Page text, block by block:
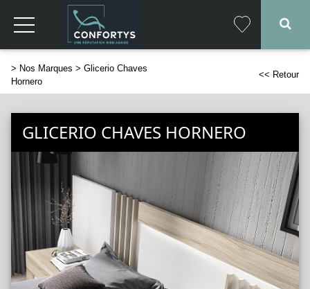
> Nos Marques > Glicerio Chaves
Hornero
<< Retour
GLICERIO CHAVES HORNERO